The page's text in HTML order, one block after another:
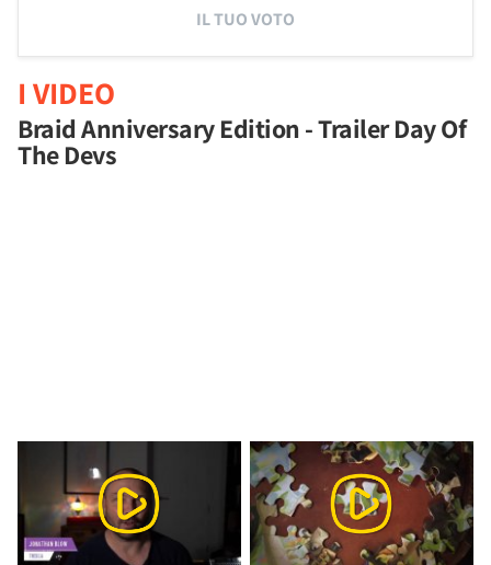
IL TUO VOTO
I VIDEO
Braid Anniversary Edition - Trailer Day Of
The Devs